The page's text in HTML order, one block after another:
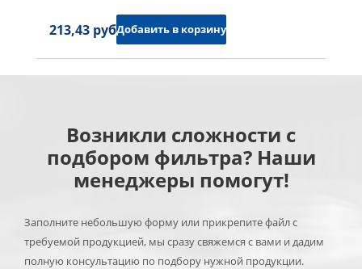
213,43 руб.Добавить в корзину
Возникли сложности с
подбором фильтра? Наши
менеджеры помогут!
Заполните небольшую форму или прикрепите файл с
требуемой продукцией, мы сразу свяжемся с вами и дадим
полную консультацию по подбору нужной продукции.